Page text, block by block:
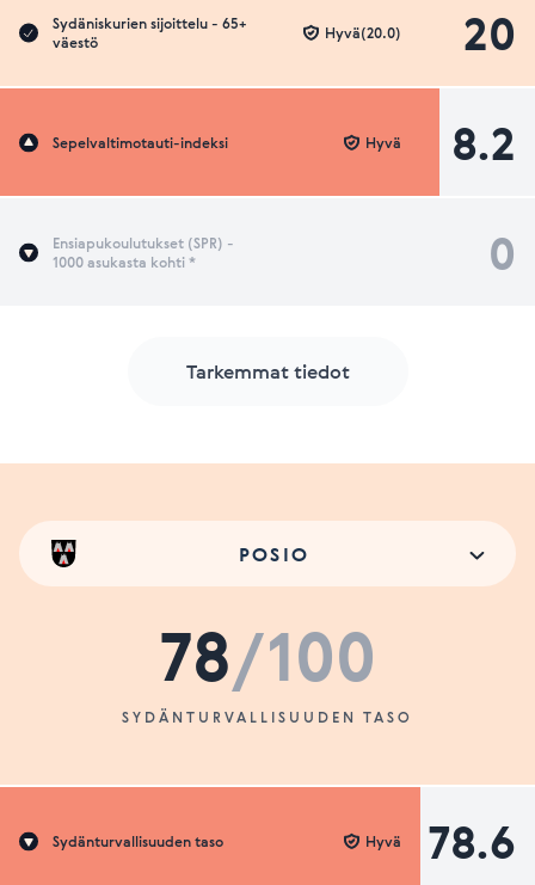
Sydäniskurien sijoittelu - 65+
väestö
20
Hyvä(20.0)
Sepelvaltimotauti-indeksi 8.2
Hyvä
Ensiapukoulutukset (SPR) -
1000 asukasta kohti *
0
Tarkemmat tiedot
POSIO
78/100
SYDÄNTURVALLISUUDEN TASO
Sydänturvallisuuden taso 78.6
Hyvä